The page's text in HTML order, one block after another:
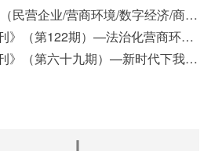
03月14日国脉政务播报（民营企业/营商环境/数字经济/商事制度改革）
国脉智库《营商环境周刊》（第122期）—法治化营商环境视域下我国行政执法公示制度浅析
国脉智库《营商环境周刊》（第六十九期）—新时代下我国营商环境标准体系构建初探